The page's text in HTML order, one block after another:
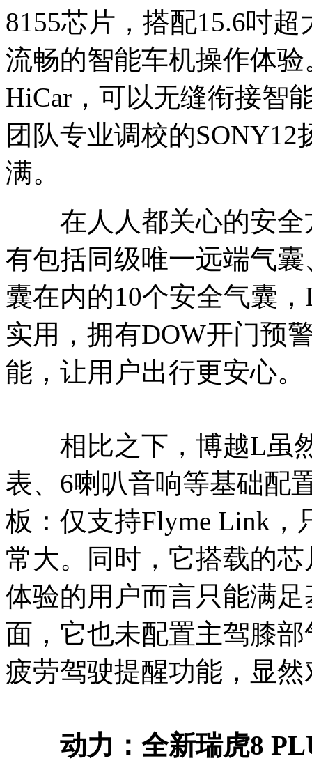
8155芯片，搭配15.6吋
流畅的智能车机操作体
HiCar，可以无缝衔接智
团队专业调校的
满。
在人人都关心的安全
有包括同级唯一远端气
囊在内的10个安全气囊
实用，拥有DOW开门预
能，让用户出行更安心。
相比之下，博越L虽然
表、6喇叭音响等基础配
板：仅支持Flyme Link，
常大。同时，它搭载的
体验的用户而言只能满
面，它也未配置主驾膝
疲劳驾驶提醒功能，显
动力： 全新瑞虎8